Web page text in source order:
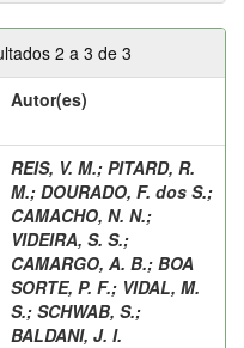
2 a 3 de 3
Autor(es)
REIS, V. M.; PITARD, R.
M.; DOURADO, F. dos S.;
CAMACHO, N. N.;
VIDEIRA, S. S.;
CAMARGO, A. B.; BOA
SORTE, P. F.; VIDAL, M.
S.; SCHWAB, S.;
BALDANI, J. I.